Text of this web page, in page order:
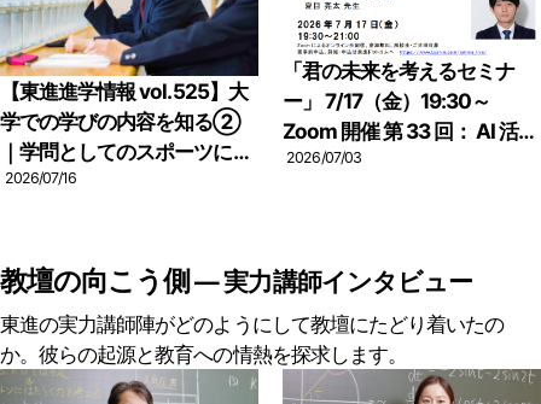
【東進進学情報 vol.525】大
学での学びの内容を知る②
｜学問としてのスポーツに迫
る! ｜競技力向上・健康増進
ー
2026/07/16
「君の未来を考えるセミナ
ー」 7/17（金）19:30～
Zoom 開催 第 33 回： AI 活用
をリードする CAIO・夏目亮
2026/07/03
教壇の向こう側 ― 実力講師インタビュー
東進の実力講師陣がどのようにして教壇にたどり着いたの
か。彼らの起源と教育への情熱を探求します。